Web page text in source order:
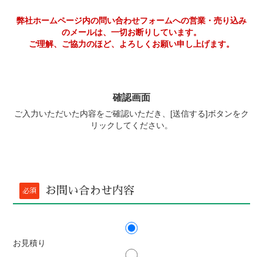
弊社ホームページ内の問い合わせフォームへの営業・売り込み
のメールは、一切お断りしています。
ご理解、ご協力のほど、よろしくお願い申し上げます。
確認画面
ご入力いただいた内容をご確認いただき、[送信する]ボタンをク
リックしてください。
必須 お問い合わせ内容
お見積り